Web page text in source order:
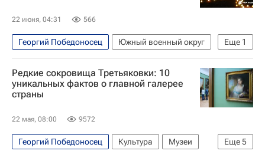
22 июня, 04:31 566
Еще 1
Георгий Победоносец
Южный военный округ
День памяти и скорби
Редкие сокровища Третьяковки: 10
уникальных фактов о главной галерее
страны
22 мая, 08:00 9572
Еще5
Георгий Победоносец Культура
Музеи